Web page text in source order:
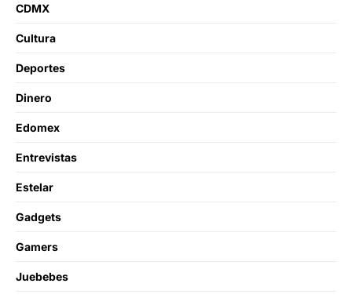
CDMX
Cultura
Deportes
Dinero
Edomex
Entrevistas
Estelar
Gadgets
Gamers
Juebebes